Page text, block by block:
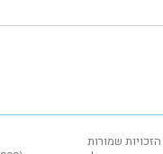
שמורות